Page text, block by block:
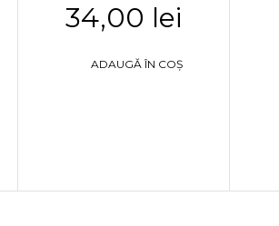
34,00 lei
ADAUGĂ ÎN COȘ